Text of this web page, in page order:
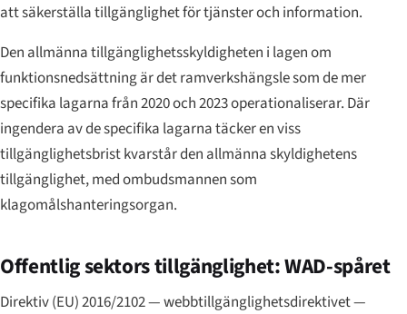
att säkerställa tillgänglighet för tjänster och information.
Den allmänna tillgänglighetsskyldigheten i lagen om
funktionsnedsättning är det ramverkshängsle som de mer
specifika lagarna från 2020 och 2023 operationaliserar. Där
ingendera av de specifika lagarna täcker en viss
tillgänglighetsbrist kvarstår den allmänna skyldighetens
tillgänglighet, med ombudsmannen som
klagomålshanteringsorgan.
Offentlig sektors tillgänglighet: WAD-spåret
Direktiv (EU) 2016/2102 — webbtillgänglighetsdirektivet —